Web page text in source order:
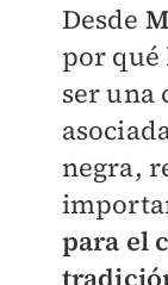
Desde
por qué
ser una
negra,
para el